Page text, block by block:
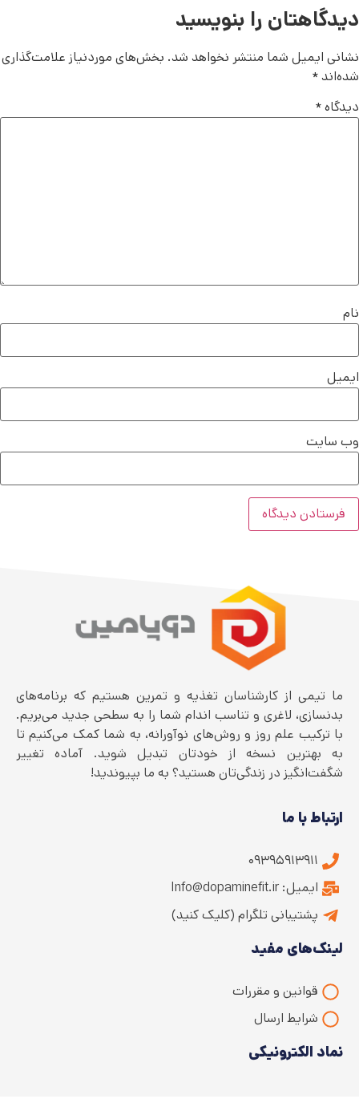
دیدگاهتان را بنویسید
نشانی ایمیل شما منتشر نخواهد شد. بخش‌های موردنیاز علامت‌گذاری
شده‌اند*
دیدگاه*
نام
ایمیل
وب‌ سایت
ما تیمی از کارشناسان تغذیه و تمرین هستیم که برنامه‌های
بدنسازی، لاغری و تناسب اندام شما را به سطحی جدید می‌بریم.
با ترکیب علم روز و روش‌های نوآورانه، به شما کمک می‌کنیم تا
به بهترین نسخه از خودتان تبدیل شوید. آماده تغییر
شگفت‌انگیز در زندگی‌تان هستید؟ به ما بپیوندید!
ارتباط با ما
۰۹۳۹۵۹۱۳۹۱۱
ایمیل: Info@dopaminefit.ir
پشتیبانی تلگرام (کلیک کنید)
لینک‌های مفید
قوانین و مقررات
شرایط ارسال
نماد الکترونیکی